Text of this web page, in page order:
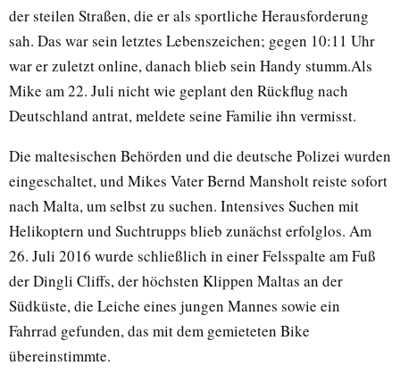
der steilen Straßen, die er als sportliche Herausforderung
sah. Das war sein letztes Lebenszeichen; gegen 10:11 Uhr
war er zuletzt online, danach blieb sein Handy stumm.Als
Mike am 22. Juli nicht wie geplant den Rückflug nach
Deutschland antrat, meldete seine Familie ihn vermisst.
Die maltesischen Behörden und die deutsche Polizei wurden
eingeschaltet, und Mikes Vater Bernd Mansholt reiste sofort
nach Malta, um selbst zu suchen. Intensives Suchen mit
Helikoptern und Suchtrupps blieb zunächst erfolglos. Am
26. Juli 2016 wurde schließlich in einer Felsspalte am Fuß
der Dingli Cliffs, der höchsten Klippen Maltas an der
Südküste, die Leiche eines jungen Mannes sowie ein
Fahrrad gefunden, das mit dem gemieteten Bike
übereinstimmte.